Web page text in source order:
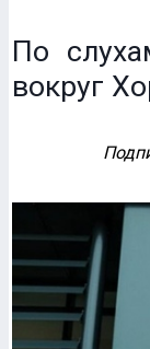
По
вокруг